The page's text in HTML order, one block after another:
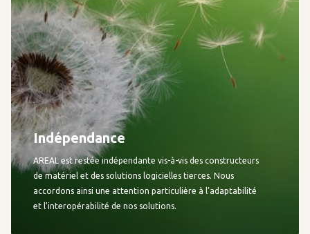
Indépendance
AREAL est restée indépendante vis-à-vis des constructeurs
de matériel et des solutions logicielles tierces. Nous
accordons ainsi une attention particulière à l’adaptabilité
et l'interopérabilité de nos solutions.